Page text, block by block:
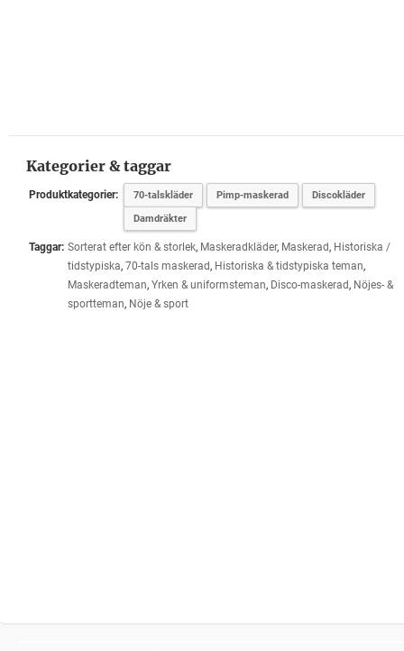
Kategorier & taggar
Produktkategorier: 70-talskläder Pimp-maskerad
Discokläder
Damdräkter
Taggar: Sorterat efter kön & storlek, Maskeradkläder, Maskerad, Historiska /
tidstypiska, 70-tals maskerad, Historiska & tidstypiska teman,
Maskeradteman, Yrken & uniformsteman, Disco-maskerad, Nöjes- &
sportteman, Nöje & sport